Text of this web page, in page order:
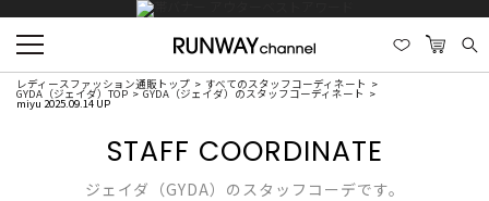
レディースファッション通販トップ すべてのスタッフコーディネート
GYDA（ジェイダ）TOP GYDA（ジェイダ）のスタッフコーディネート
miyu 2025.09.14 UP
STAFF COORDINATE
ジェイダ（GYDA）のスタッフコーデです。